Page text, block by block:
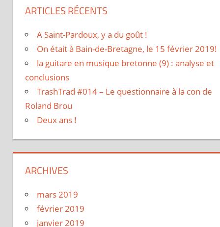
ARTICLES RÉCENTS
A Saint-Pardoux, y a du goût !
On était à Bain-de-Bretagne, le 15 février 2019!
la guitare en musique bretonne (9) : analyse et
conclusions
TrashTrad #014 – Le questionnaire à la con de
Roland Brou
Deux ans !
ARCHIVES
mars 2019
février 2019
janvier 2019